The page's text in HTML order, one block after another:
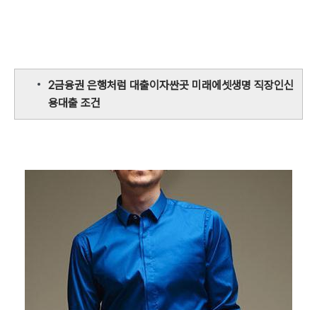
2금융권 은행처럼 대출이자싼곳 미래에셋생명 직장인신
용대출 조건